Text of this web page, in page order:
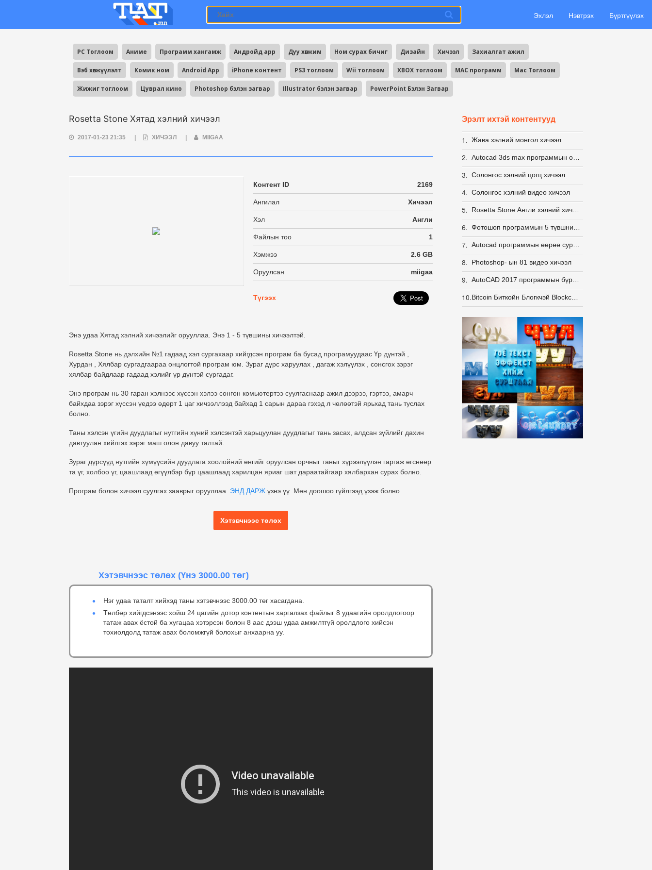
Эхлэл Нэвтрэх Бүртгүүлэх
PC Тоглоом Аниме Программ хангамж Андройд app Дуу хөгжим Ном сурах бичиг Дизайн Хичээл Захиалгат ажил
Вэб хөгжүүлэлт Комик ном Android App iPhone контент PS3 тоглоом Wii тоглоом XBOX тоглоом MAC программ Mac Тоглоом
Жижиг тоглоом Цуврал кино Photoshop бэлэн загвар Illustrator бэлэн загвар PowerPoint Бэлэн Загвар
Rosetta Stone Хятад хэлний хичээл
2017-01-23 21:35 ХИЧЭЭЛ MIIGAA
Контент ID 2169
Ангилал Хичээл
Хэл Англи
Файлын тоо 1
Хэмжээ 2.6 GB
Оруулсан miigaa
Түгээх
Энэ удаа Хятад хэлний хичээлийг орууллаа. Энэ 1 - 5 түвшины хичээлтэй.
Rosetta Stone нь дэлхийн №1 гадаад хэл сургахаар хийгдсэн програм ба бусад програмуудаас Үр дүнтэй ,
Хурдан , Хялбар сургадгаараа онцлогтой програм юм. Зураг дүрс харуулах , дагаж хэлүүлэх , сонсгох зэрэг
хялбар байдлаар гадаад хэлийг үр дүнтэй сургадаг.
Энэ програм нь 30 гаран хэлнээс хүссэн хэлээ сонгон комьютертээ суулгаснаар ажил дээрээ, гэртээ, амарч
байхдаа зэрэг хүссэн үедээ өдөрт 1 цаг хичээллээд байхад 1 сарын дараа гэхэд л чөлөөтэй ярьхад тань туслах
болно.
Таны хэлсэн үгийн дуудлагыг нутгийн хүний хэлсэнтэй харьцуулан дуудлагыг тань засах, алдсан зүйлийг дахин
давтуулан хийлгэх зэрэг маш олон давуу талтай.
Зураг дүрсүүд нутгийн хүмүүсийн дуудлага хоолойний өнгийг оруулсан орчныг таныг хүрээлүүлэн гаргаж өгснөөр
та үг, холбоо үг, цаашлаад өгүүлбэр бүр цаашлаад харилцан яриаг шат дараатайгаар хялбархан сурах болно.
Програм болон хичээл суулгах зааврыг орууллаа. ЭНД ДАРЖ үзнэ үү. Мөн доошоо гүйлгээд үзэж болно.
Хэтэвчнээс төлөх
Хэтэвчнээс төлөх (Үнэ 3000.00 төг)
Нэг удаа таталт хийхэд таны хэтэвчнээс 3000.00 төг хасагдана.
Төлбөр хийгдсэнээс хойш 24 цагийн дотор контентын харгалзах файлыг 8 удаагийн оролдлогоор
татаж авах ёстой ба хугацаа хэтэрсэн болон 8 аас дээш удаа амжилтгүй оролдлого хийсэн
тохиолдолд татаж авах боломжгүй болохыг анхаарна уу.
Эрэлт ихтэй контентууд
1. Жава хэлний монгол хичээл
2.
3. Солонгос хэлний цогц хичээл
4. Солонгос хэлний видео хичээл
5.
6.
7.
8. Photoshop- ын 81 видео хичээл
9.
10.